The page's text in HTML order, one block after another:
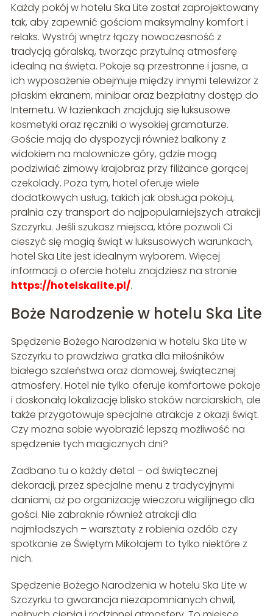
Każdy pokój w hotelu Ska Lite został zaprojektowany
tak, aby zapewnić gościom maksymalny komfort i
relaks. Wystrój wnętrz łączy nowoczesność z
tradycją góralską, tworząc przytulną atmosferę
idealną na święta. Pokoje są przestronne i jasne, a
ich wyposażenie obejmuje między innymi telewizor z
płaskim ekranem, minibar oraz bezpłatny dostęp do
Internetu. W łazienkach znajdują się luksusowe
kosmetyki oraz ręczniki o wysokiej gramaturze.
Goście mają do dyspozycji również balkony z
widokiem na malownicze góry, gdzie mogą
podziwiać zimowy krajobraz przy filiżance gorącej
czekolady. Poza tym, hotel oferuje wiele
dodatkowych usług, takich jak obsługa pokoju,
pralnia czy transport do najpopularniejszych atrakcji
Szczyrku. Jeśli szukasz miejsca, które pozwoli Ci
cieszyć się magią świąt w luksusowych warunkach,
hotel Ska Lite jest idealnym wyborem. Więcej
informacji o ofercie hotelu znajdziesz na stronie
https://hotelskalite.pl/.
Boże Narodzenie w hotelu Ska Lite
Spędzenie Bożego Narodzenia w hotelu Ska Lite w
Szczyrku to prawdziwa gratka dla miłośników
białego szaleństwa oraz domowej, świątecznej
atmosfery. Hotel nie tylko oferuje komfortowe pokoje
i doskonałą lokalizację blisko stoków narciarskich, ale
także przygotowuje specjalne atrakcje z okazji świąt.
Czy można sobie wyobrazić lepszą możliwość na
spędzenie tych magicznych dni?
Zadbano tu o każdy detal – od świątecznej
dekoracji, przez specjalne menu z tradycyjnymi
daniami, aż po organizację wieczoru wigilijnego dla
gości. Nie zabraknie również atrakcji dla
najmłodszych – warsztaty z robienia ozdób czy
spotkanie ze Świętym Mikołajem to tylko niektóre z
nich.
Spędzenie Bożego Narodzenia w hotelu Ska Lite w
Szczyrku to gwarancja niezapomnianych chwil,